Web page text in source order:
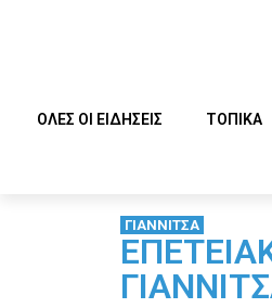
ΟΛΕΣ ΟΙ ΕΙΔΗΣΕΙΣ ΤΟΠΙΚΑ
ΓΙΑΝΝΙΤΣΑ